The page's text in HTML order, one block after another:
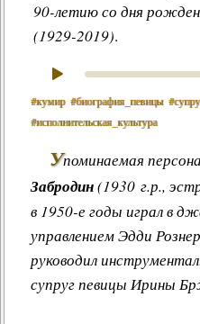
90-летию со дня
(1929-2019).
#кумир #биография_певицы
#исполнительская_культура
Упоминаемая
Забродин(1930 г.р.,
в 1950-е годы играл в
управлением Эдди
руководил
супруг певицы Ирины